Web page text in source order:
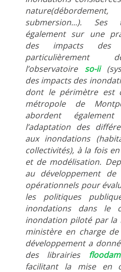
submersion...). Ses
également sur une
des impacts des
particulièrement
l’observatoire so-ii
des impacts des
dont le périmètre est
métropole de
abordent
l’adaptation des
aux inondations
collectivités), à la fois
et de modélisation.
au développement
opérationnels pour
les politiques
inondations dans le
inondation piloté par la
ministère en charge de
développement a
des librairies floodam
facilitant la mise en